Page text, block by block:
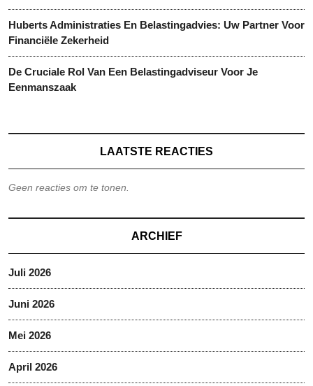
Huberts Administraties En Belastingadvies: Uw Partner Voor
Financiële Zekerheid
De Cruciale Rol Van Een Belastingadviseur Voor Je
Eenmanszaak
LAATSTE REACTIES
Geen reacties om te tonen.
ARCHIEF
Juli 2026
Juni 2026
Mei 2026
April 2026